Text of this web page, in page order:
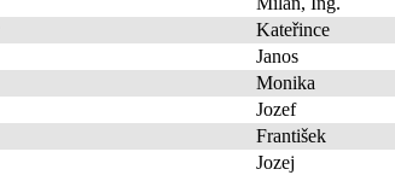
Kateřince
Janos
Monika
Jozef
František
Jozej